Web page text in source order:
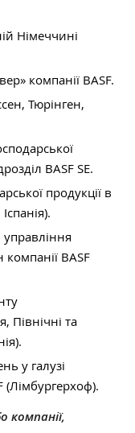
Німеччині
компанії BASF.
Тюрінген,
BASF SE.
продукції в
BASF
Північні та
у галузі
(Лімбургерхоф).
компанії,